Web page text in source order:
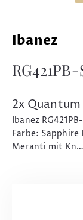
Ibanez
2x
Ibanez
Farbe:
Meranti mit Kn…